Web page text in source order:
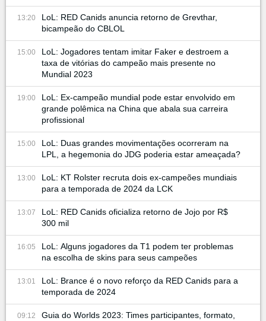
13:20
LoL: RED Canids anuncia retorno de Grevthar,
bicampeão do CBLOL
15:00
LoL: Jogadores tentam imitar Faker e destroem a
taxa de vitórias do campeão mais presente no
Mundial 2023
19:00
LoL: Ex-campeão mundial pode estar envolvido em
grande polêmica na China que abala sua carreira
profissional
15:00
LoL: Duas grandes movimentações ocorreram na
LPL, a hegemonia do JDG poderia estar ameaçada?
13:00
LoL: KT Rolster recruta dois ex-campeões mundiais
para a temporada de 2024 da LCK
13:07
LoL: RED Canids oficializa retorno de Jojo por R$
300 mil
16:05
LoL: Alguns jogadores da T1 podem ter problemas
na escolha de skins para seus campeões
13:01
LoL: Brance é o novo reforço da RED Canids para a
temporada de 2024
09:12
Guia do Worlds 2023: Times participantes, formato,